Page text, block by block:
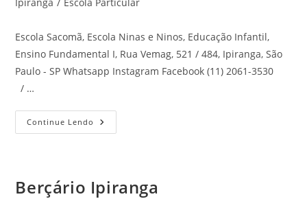
Escola Sacomã, Escola Ninas e Ninos, Educação Infantil,
Ensino Fundamental I, Rua Vemag, 521 / 484, Ipiranga, São
Paulo - SP Whatsapp Instagram Facebook (11) 2061-3530
/ …
Continue Lendo Escola
Sacomã
Berçário Ipiranga